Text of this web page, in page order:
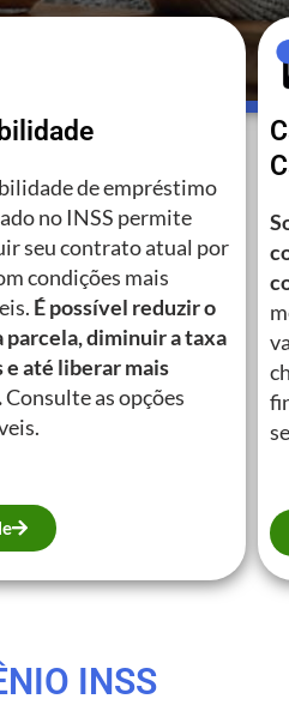
de empréstimo
no INSS permite
seu contrato atual por
condições mais
É possível reduzir o
parcela, diminuir a taxa
e até liberar mais
Consulte as opções
INSS